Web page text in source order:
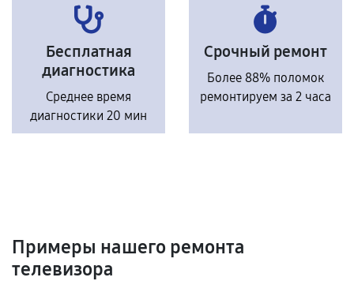
Бесплатная
диагностика
Среднее время
диагностики 20 мин
Срочный ремонт
Более 88% поломок
ремонтируем за 2 часа
Примеры нашего ремонта
телевизора